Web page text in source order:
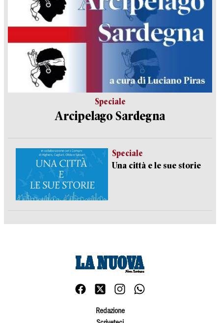
Speciale
Arcipelago Sardegna
Speciale
Una città e le sue storie
Redazione